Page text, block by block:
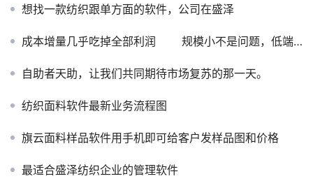
想找一款纺织跟单方面的软件，公司在盛泽
成本增量几乎吃掉全部利润 规模小不是问题，低端产品供大于求才是原因
自助者天助，让我们共同期待市场复苏的那一天。
纺织面料软件最新业务流程图
旗云面料样品软件用手机即可给客户发样品图和价格
最适合盛泽纺织企业的管理软件